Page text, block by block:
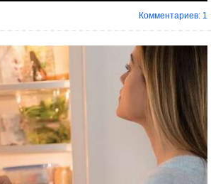
Комментариев: 1